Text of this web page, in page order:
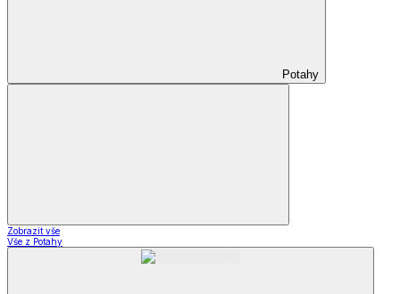
Potahy
Zobrazit vše
Vše z Potahy